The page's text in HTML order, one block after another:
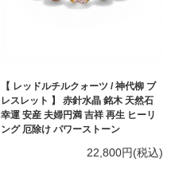
【 レッドルチルクォーツ / 神代柳 ブ
レスレット 】 赤針水晶 銘木 天然石
幸運 安産 夫婦円満 吉祥 再生 ヒーリ
ング 厄除け パワーストーン
22,800円(税込)